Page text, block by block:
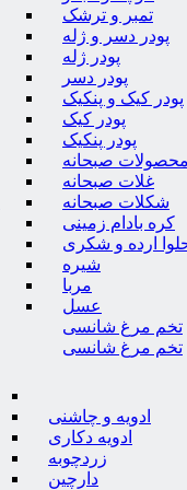
تمبر و ترشک
پودر دسر و ژله
پودر ژله
پودر دسر
پودر کیک و پنکیک
پودر کیک
پودر پنکیک
صبحانه
غلات صبحانه
شکلات صبحانه
کره بادام زمینی
ارده و شکری
شیره
مربا
عسل
تخم مرغ شانسی
تخم مرغ شانسی
ادویه و چاشنی
ادویه دکاری
زردچوبه
دارچین